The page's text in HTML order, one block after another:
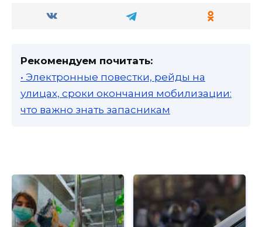
Рекомендуем почитать:
• Электронные повестки, рейды на
улицах, сроки окончания мобилизации:
что важно знать запасникам